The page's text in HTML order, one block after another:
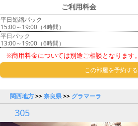
ご利用料金
平日短縮パック
15:00～19:00（4時間）
平日パック
13:00～19:00（6時間）
※商用料金については別途ご相談となります。
この部屋を予約する
関西地方>>奈良県>> グラマーラ
305